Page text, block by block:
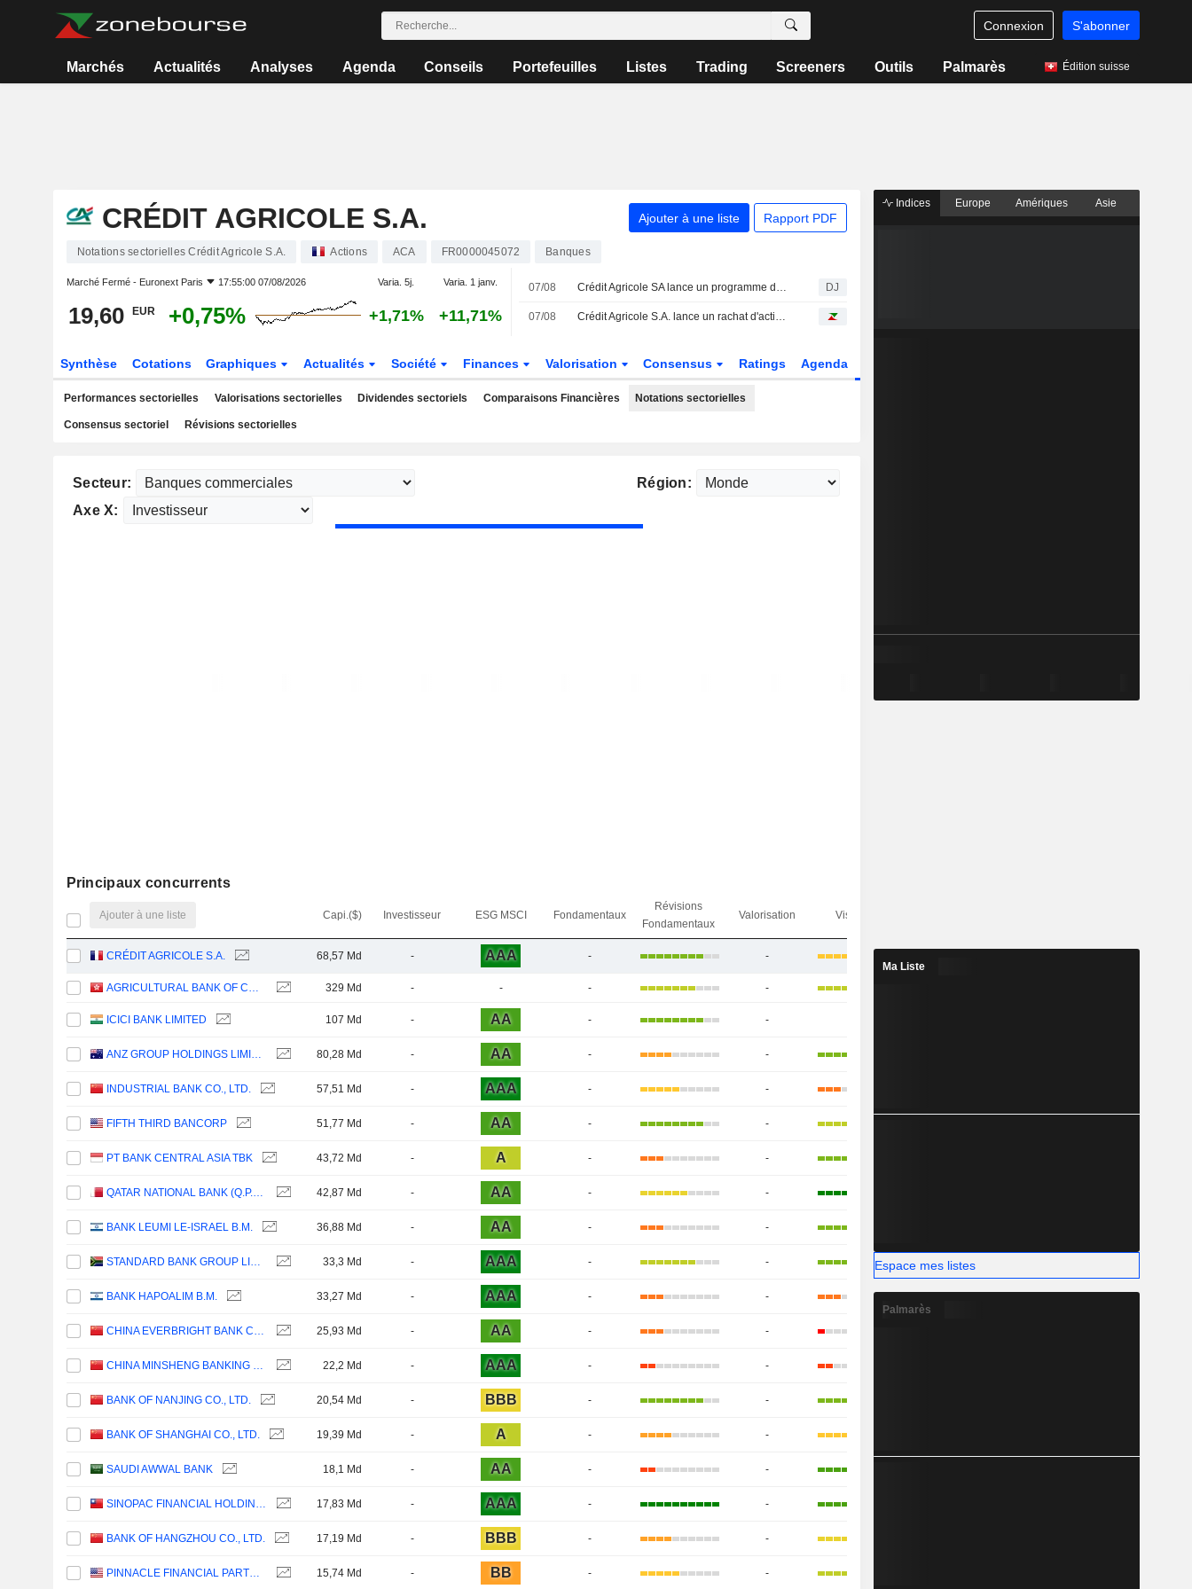
Connexion S'abonner
Marchés Actualités Analyses Agenda Conseils Portefeuilles Listes Trading Screeners Outils Palmarès Édition suisse
CRÉDIT AGRICOLE S.A. Ajouter à une liste Rapport PDF
Notations sectorielles Crédit Agricole S.A. Actions ACA FR0000045072 Banques
Marché Fermé - Euronext Paris 17:55:00 07/08/2026 Varia. 5j. Varia. 1 janv.
19,60 EUR +0,75% +1,71% +11,71%
07/08 Crédit Agricole SA lance un programme de rachat d'actions d'un maximum de 32 millions de titres DJ
07/08 Crédit Agricole S.A. lance un rachat d'actions
Synthèse Cotations Graphiques Actualités Société Finances Valorisation Consensus Ratings Agenda
Performances sectorielles Valorisations sectorielles Dividendes sectoriels Comparaisons Financières Notations sectorielles
Consensus sectoriel Révisions sectorielles
Secteur:
Région:
Axe X:
Principaux concurrents
Ajouter à une liste Capi.($) Investisseur ESG MSCI Fondamentaux
Révisions
Fondamentaux
Valorisation Visibilité
CRÉDIT AGRICOLE S.A. 68,57 Md - AAA - -
AGRICULTURAL BANK OF CHINA LIMITED 329 Md - - - -
ICICI BANK LIMITED 107 Md - AA - -
ANZ GROUP HOLDINGS LIMITED 80,28 Md - AA - -
INDUSTRIAL BANK CO., LTD. 57,51 Md - AAA - -
FIFTH THIRD BANCORP 51,77 Md - AA - -
PT BANK CENTRAL ASIA TBK 43,72 Md - A - -
QATAR NATIONAL BANK (Q.P.S.C.) 42,87 Md - AA - -
BANK LEUMI LE-ISRAEL B.M. 36,88 Md - AA - -
STANDARD BANK GROUP LIMITED 33,3 Md - AAA - -
BANK HAPOALIM B.M. 33,27 Md - AAA - -
CHINA EVERBRIGHT BANK COMPANY LIMITED 25,93 Md - AA - -
CHINA MINSHENG BANKING CORP., LTD. 22,2 Md - AAA - -
BANK OF NANJING CO., LTD. 20,54 Md - BBB - -
BANK OF SHANGHAI CO., LTD. 19,39 Md - A - -
SAUDI AWWAL BANK 18,1 Md - AA - -
SINOPAC FINANCIAL HOLDINGS COMPANY LIMITED 17,83 Md - AAA - -
BANK OF HANGZHOU CO., LTD. 17,19 Md - BBB - -
PINNACLE FINANCIAL PARTNERS, INC. 15,74 Md - BB - -
Indices Europe Amériques Asie
Ma Liste
Espace mes listes
Palmarès